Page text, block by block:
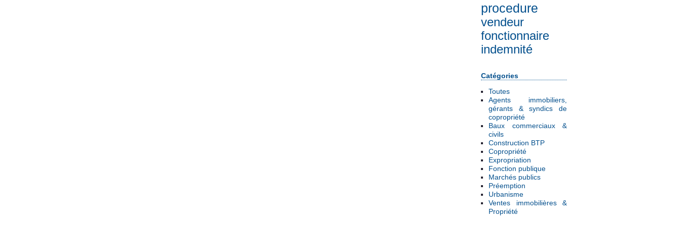
procedure
vendeur
fonctionnaire
indemnité
Catégories
Toutes
Agents immobiliers,
gérants & syndics de
copropriété
Baux commerciaux &
civils
Construction BTP
Copropriété
Expropriation
Fonction publique
Marchés publics
Préemption
Urbanisme
Ventes immobilières &
Propriété